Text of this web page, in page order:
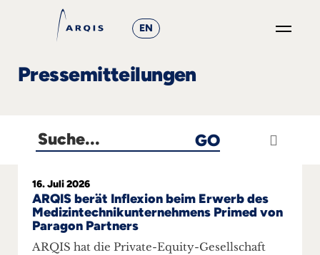
EN
News
&
Events
Pressemitteilungen
GO
16. Juli 2026
ARQIS berät Inflexion beim Erwerb des
Medizintechnikunternehmens Primed von
Paragon Partners
ARQIS hat die Private-Equity-Gesellschaft